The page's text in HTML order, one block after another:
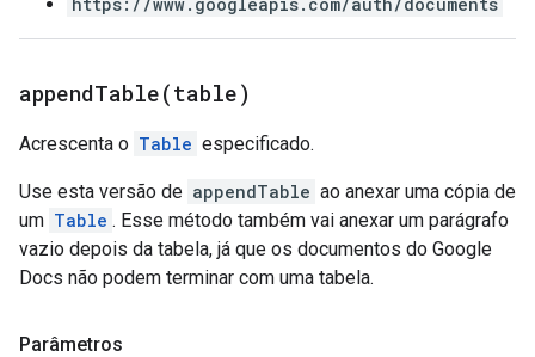
appendTable(table)
Acrescenta o Table especificado.
Use esta versão de appendTable ao anexar uma cópia de
um Table . Esse método também vai anexar um parágrafo
vazio depois da tabela, já que os documentos do Google
Docs não podem terminar com uma tabela.
Parâmetros